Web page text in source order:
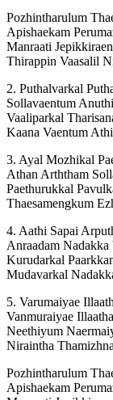
Pozhintharulum
Apishaekam
Manraati Jepikkiraen
Thirappin Vaasalil
2. Puthalvarkal
Sollavaentum
Vaaliparkal
Kaana Vaentum
3. Ayal Mozhikal
Athan Arththam
Paethurukkal
Thaesamengkum
4. Aathi Sapai
Anraadam Nadakka
Kurudarkal
Mudavarkal
5. Varumaiyae
Vanmuraiyae
Neethiyum
Niraintha
Pozhintharulum
Apishaekam